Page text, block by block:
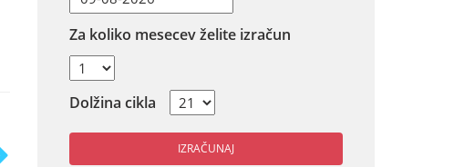
Za koliko mesecev želite izračun
Dolžina cikla
IZRAČUNAJ